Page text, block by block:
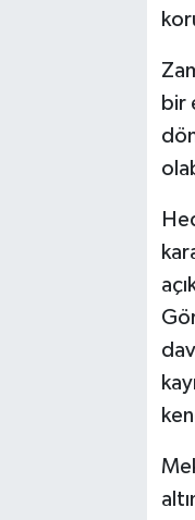
bir